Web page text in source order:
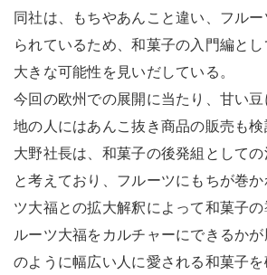
同社は、もちやあんこと違い、フル
られているため、和菓子の入門編と
大きな可能性を見いだしている。
今回の欧州での展開に当たり、甘い
地の人にはあんこ抜き商品の販売も検
大野社長は、和菓子の後発組として
と考えており、フルーツにもちが巻
ツ大福との拡大解釈によって和菓子
ルーツ大福をカルチャーにできるか
のように幅広い人に愛される和菓子